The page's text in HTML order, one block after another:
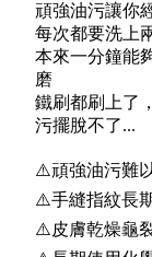
頑強油污讓你
每次都要洗上
本來一分鐘能
磨
鐵刷都刷上了
污擺脫不了...
⚠️頑強油污難
⚠️手縫指紋長
⚠️皮膚乾燥龜